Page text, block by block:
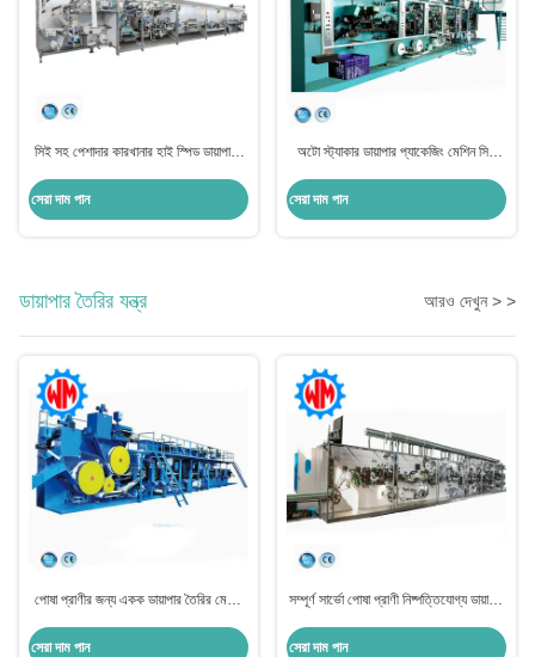
সিই সহ পেশাদার কারখানার হাই স্পিড ডায়াপার /
সেরা দাম পান
অটো স্ট্যাকার ডায়াপার প্যাকেজিং মেশিন সিই
সেরা দাম পান
ডায়াপার তৈরির যন্ত্র আরও দেখুন > >
পোষা প্রাণীর জন্য একক ডায়াপার তৈরির মেশিন
সেরা দাম পান
সম্পূর্ণ সার্ভো পোষা প্রাণী নিষ্পত্তিযোগ্য ডায়াপার
সেরা দাম পান